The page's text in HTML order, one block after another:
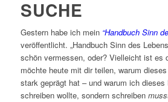
SUCHE
Gestern habe ich mein “Handbuch Sinn
veröffentlicht. „Handbuch Sinn des
schön vermessen, oder? Vielleicht ist es
möchte heute mit dir teilen, warum
stark geprägt hat – und warum ich
schreiben wollte, sondern schreiben